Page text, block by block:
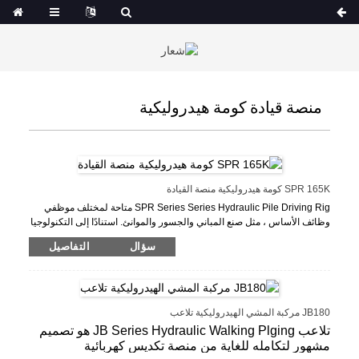
منصة قيادة كومة هيدروليكية
SPR 165K كومة هيدروليكية منصة القيادة
SPR Series Series Hydraulic Pile Driving Rig متاحة لمختلف موظفي
وظائف الأساس ، مثل صنع المباني والجسور والموانئ. استنادًا إلى التكنولوجيا
الأجنبية المستوردة ، قامت SEMW بعمل مزيد من التطوير وسلسلة كومة
سؤال التفاصيل
JB180 مركبة المشي الهيدروليكية تلاعب
تلاعب JB Series Hydraulic Walking Plging هو تصميم
مشهور لتكامله للغاية من منصة تكديس كهربائية